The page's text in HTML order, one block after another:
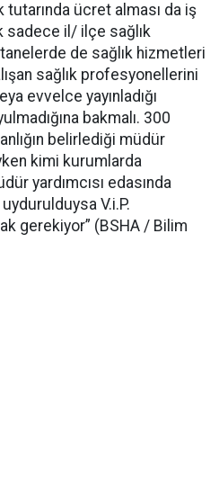
tutarında ücret alması da iş
sadece il/ ilçe sağlık
de sağlık hizmetleri
sağlık profesyonellerini
evvelce yayınladığı
bakmalı. 300
belirlediği müdür
kimi kurumlarda
yardımcısı edasında
V.i.P.
gerekiyor” (BSHA / Bilim